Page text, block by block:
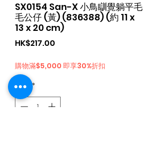
SX0154 San-X 小鳥瞓覺躺平毛
毛公仔 (黃) (836388) (約 11 x
13 x 20 cm)
HK$217.00
購物滿$5,000 即享30%折扣
數量 *